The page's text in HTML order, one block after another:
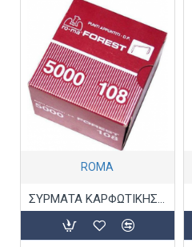
ROMA
ΣΥΡΜΑΤΑ ΚΑΡΦΩΤΙΚΗΣ ΜΗΧΑΝΗΣ Νο108 ROMA